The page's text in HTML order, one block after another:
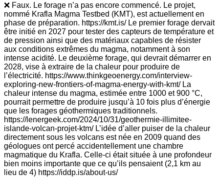
❌ Faux. Le forage n’a pas encore commencé. Le projet,
nommé Krafla Magma Testbed (KMT), est actuellement en
phase de préparation. https://kmt.is/ Le premier forage dervait
être initié en 2027 pour tester des capteurs de température et
de pression ainsi que des matériaux capables de résister
aux conditions extrêmes du magma, notamment à son
intense acidité. Le deuxième forage, qui devrait démarrer en
2028, vise à extraire de la chaleur pour produire de
l’électricité. https://www.thinkgeoenergy.com/interview-
exploring-new-frontiers-of-magma-energy-with-kmt/ La
chaleur intense du magma, estimée entre 1000 et 900 °C,
pourrait permettre de produire jusqu’à 10 fois plus d’énergie
que les forages géothermiques traditionnels.
https://lenergeek.com/2024/10/31/geothermie-illimitee-
islande-volcan-projet-ktm/ L’idée d’aller puiser de la chaleur
directement sous les volcans est née en 2009 quand des
géologues ont percé accidentellement une chambre
magmatique du Krafla. Celle-ci était située à une profondeur
bien moins importante que ce qu’ils pensaient (2,1 km au
lieu de 4) https://iddp.is/about-us/